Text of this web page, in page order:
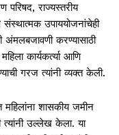
परिषद, राज्यस्तरीय
उपाययोजनांचेही
अंमलबजावणी करण्यासाठी
कार्यकर्त्या आणि
गरज त्यांनी व्यक्त केली.
महिलांना शासकीय जमीन
त्यांनी उल्लेख केला. या